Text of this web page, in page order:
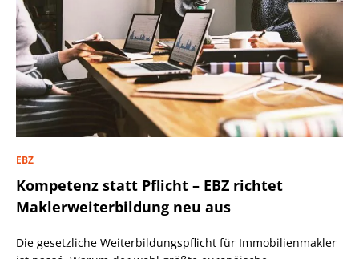
EBZ
Kompetenz statt Pflicht – EBZ richtet
Maklerweiterbildung neu aus
Die gesetzliche Weiterbildungspflicht für Immobilienmakler